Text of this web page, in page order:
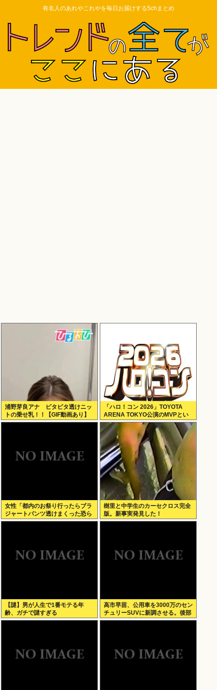
有名人のあれやこれやを毎日お届けする5chまとめ
浦野芽良アナ ピタピタ透けニッ
トの乗せ乳！！【GIF動画あり】
「ハロ！コン 2026」TOYOTA
ARENA TOKYO公演のMVPとい
えば？
女性「都内のお祭り行ったらブラ
ジャートパンツ透けまくった恐ら
くSHEINで買ったペラペラの浴衣
樹里と中学生のカーセクロス完全
版。新事実発見した！
【謎】男が人生で1番モテる年
齢、ガチで謎すぎる
高市早苗、公用車を3000万のセン
チュリーSUVに新調させる。後部
ガラスは車中喫煙を撮らせないた